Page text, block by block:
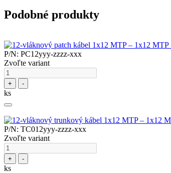
Podobné produkty
P/N: PC12yyy-zzzz-xxx
Zvoľte variant
+ -
ks
P/N: TC012yyy-zzzz-xxx
Zvoľte variant
+ -
ks